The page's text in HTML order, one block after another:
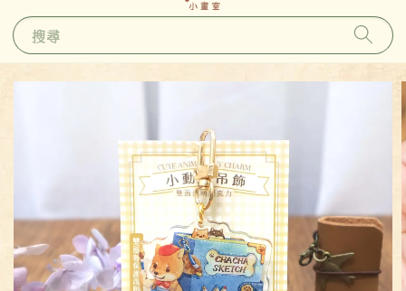
搜尋